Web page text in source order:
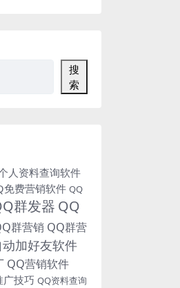
搜
索
人资料查询软件
免费营销软件 QQ
群发器 QQ
群营销 QQ群营
加好友软件
QQ营销软件
广技巧 QQ资料查询